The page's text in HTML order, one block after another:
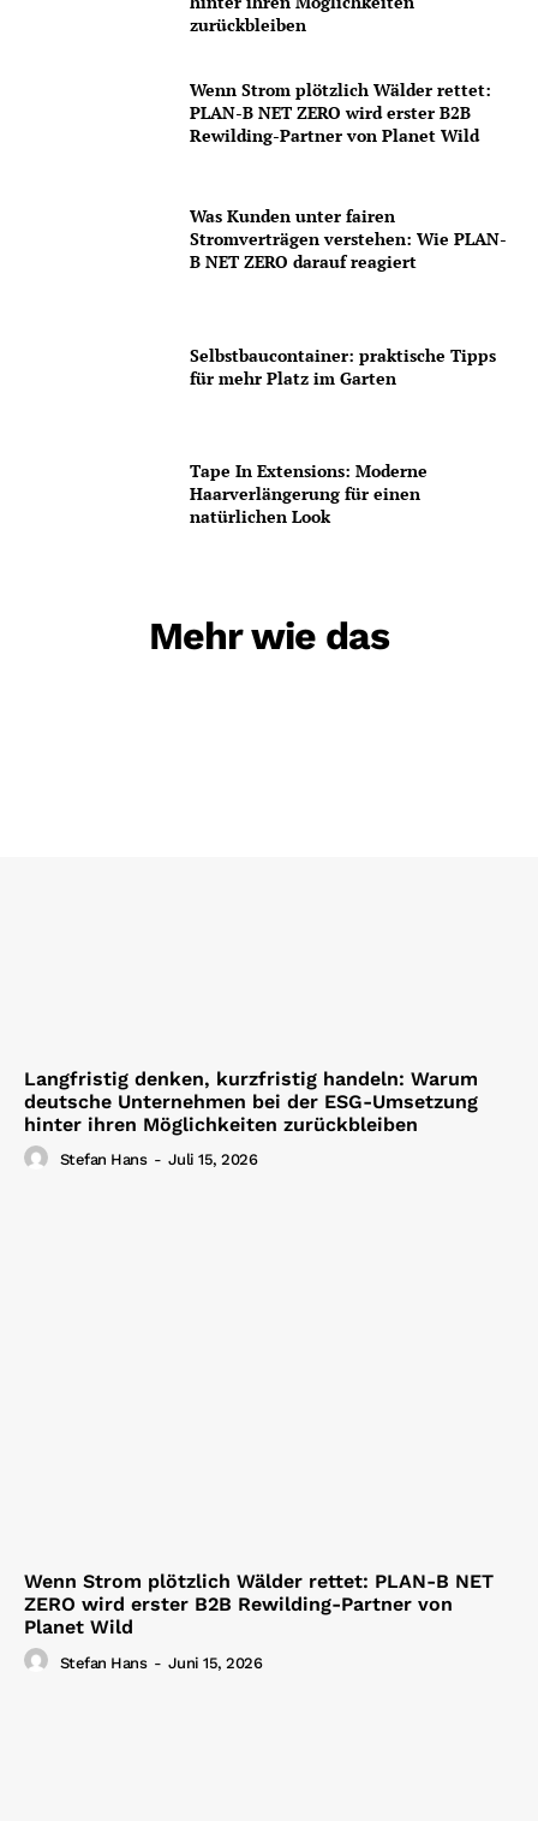
zurückbleiben
Wenn Strom plötzlich Wälder rettet:
PLAN-B NET ZERO wird erster B2B
Rewilding-Partner von Planet Wild
Was Kunden unter fairen
Stromverträgen verstehen: Wie PLAN-
B NET ZERO darauf reagiert
Selbstbaucontainer: praktische Tipps
für mehr Platz im Garten
Tape In Extensions: Moderne
Haarverlängerung für einen
natürlichen Look
Mehr wie das
Langfristig denken, kurzfristig handeln: Warum
deutsche Unternehmen bei der ESG-Umsetzung
hinter ihren Möglichkeiten zurückbleiben
Stefan Hans - Juli 15, 2026
Wenn Strom plötzlich Wälder rettet: PLAN-B NET
ZERO wird erster B2B Rewilding-Partner von
Planet Wild
Stefan Hans - Juni 15, 2026